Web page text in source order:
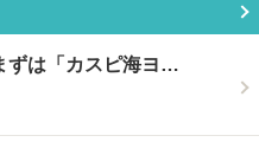
ずは「カスピ海ヨ…